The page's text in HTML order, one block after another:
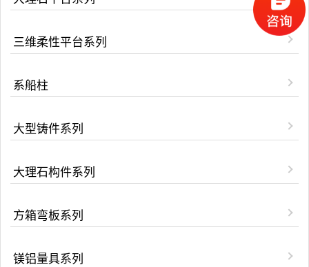
三维柔性平台系列
系船柱
大型铸件系列
大理石构件系列
方箱弯板系列
镁铝量具系列